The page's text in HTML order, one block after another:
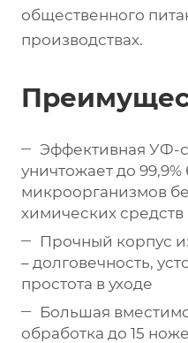
общественного
производствах.
Эффективная УФ-
уничтожает до
микроорганизмов
химических средств
Прочный корпус
– долговечность,
простота в уходе
Большая
обработка до 15